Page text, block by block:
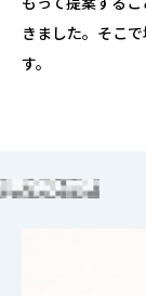
きました。そこ
す。